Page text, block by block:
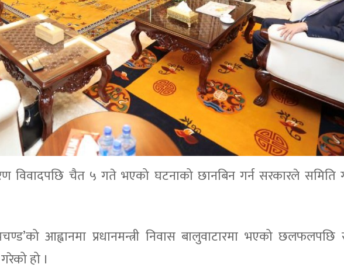
विवादपछि चैत ५ गते भएको घटनाको छानबिन गर्न सरकारले समिति
आह्वानमा प्रधानमन्त्री निवास बालुवाटारमा भएको
हो ।